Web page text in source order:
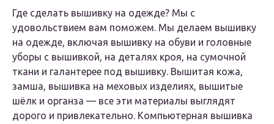
Где сделать вышивку на одежде? Мы с
удовольствием вам поможем. Мы делаем вышивку
на одежде, включая вышивку на обуви и головные
уборы с вышивкой, на деталях кроя, на сумочной
ткани и галантерее под вышивку. Вышитая кожа,
замша, вышивка на меховых изделиях, вышитые
шёлк и органза — все эти материалы выглядят
дорого и привлекательно. Компьютерная вышивка